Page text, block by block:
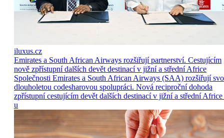
iluxus.cz
Emirates a South African Airways rozšiřují partnerství. Cestujícím
nově zpřístupní dalších devět destinací v jižní a střední Africe
Společnosti Emirates a South African Airways (SAA) rozšiřují
dlouholetou codesharovou spolupráci. Nová reciproční dohoda
zpřístupní cestujícím devět dalších destinací v jižní a střední Africe
u